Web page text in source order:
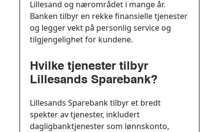
Lillesand og nærområdet i mange år.
Banken tilbyr en rekke finansielle tjenester
og legger vekt på personlig service og
tilgjengelighet for kundene.
Hvilke tjenester tilbyr
Lillesands Sparebank?
Lillesands Sparebank tilbyr et bredt
spekter av tjenester, inkludert
dagligbanktjenester som lønnskonto,